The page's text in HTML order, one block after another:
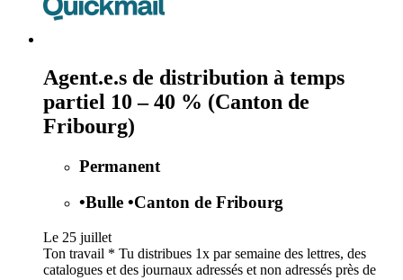
Agent.e.s de distribution à temps
partiel 10 – 40 % (Canton de
Fribourg)
Permanent
•Bulle •Canton de Fribourg
Le 25 juillet
Ton travail * Tu distribues 1x par semaine des lettres, des
catalogues et des journaux adressés et non adressés près de